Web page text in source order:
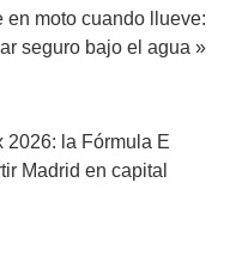
en moto cuando llueve:
seguro bajo el agua »
2026: la Fórmula E
Madrid en capital